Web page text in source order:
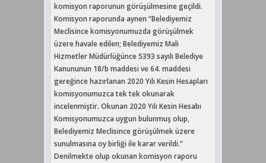
komisyon raporunun görüşülmesine geçildi.
Komisyon raporunda aynen “Belediyemiz
Meclisince komisyonumuzda görüşülmek
üzere havale edilen; Belediyemiz Mali
Hizmetler Müdürlüğünce 5393 sayılı Belediye
Kanununun 18/b maddesi ve 64. maddesi
gereğince hazırlanan 2020 Yılı Kesin Hesapları
komisyonumuzca tek tek okunarak
incelenmiştir. Okunan 2020 Yılı Kesin Hesabı
Komisyonumuzca uygun bulunmuş olup,
Belediyemiz Meclisince görüşülmek üzere
sunulmasına oy birliği ile karar verildi.”
Denilmekte olup okunan komisyon raporu